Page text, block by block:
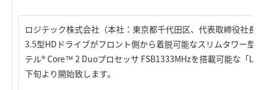
ロジテック株式会社（本社：東京都千代田区、代表取締役社長
3.5型HDドライブがフロント側から着脱可能なスリムタワー型
テル® Core™ 2 Duoプロセッサ FSB1333MHzを搭載可能な「
下旬より開始致します。